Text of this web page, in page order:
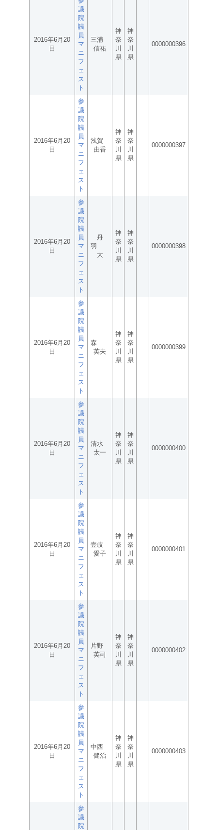
2016年6月20
日
議
院
議
員
マ
ニ
フ
ェ
ス
ト
三浦
信祐
神
奈
川
県
神
奈
川
県
0000000396
2016年6月20
日
参
議
院
議
員
マ
ニ
フ
ェ
ス
ト
浅賀
由香
神
奈
川
県
神
奈
川
県
0000000397
2016年6月20
日
参
議
院
議
員
マ
ニ
フ
ェ
ス
ト
丹
羽
大
神
奈
川
県
神
奈
川
県
0000000398
2016年6月20
日
参
議
院
議
員
マ
ニ
フ
ェ
ス
ト
森
英夫
神
奈
川
県
神
奈
川
県
0000000399
2016年6月20
日
参
議
院
議
員
マ
ニ
フ
ェ
ス
ト
清水
太一
神
奈
川
県
神
奈
川
県
0000000400
2016年6月20
日
参
議
院
議
員
マ
ニ
フ
ェ
ス
ト
壹岐
愛子
神
奈
川
県
神
奈
川
県
0000000401
2016年6月20
日
参
議
院
議
員
マ
ニ
フ
ェ
ス
ト
片野
英司
神
奈
川
県
神
奈
川
県
0000000402
2016年6月20
日
参
議
院
議
員
マ
ニ
フ
ェ
ス
ト
中西
健治
神
奈
川
県
神
奈
川
県
0000000403
参
議
院